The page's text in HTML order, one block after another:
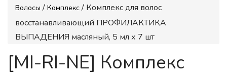
Волосы / Комплекс / Комплекс для волос
восстанавливающий ПРОФИЛАКТИКА
ВЫПАДЕНИЯ масляный, 5 мл х 7 шт
[MI-RI-NE] Комплекс